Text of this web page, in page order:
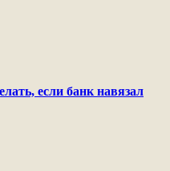
если банк навязал